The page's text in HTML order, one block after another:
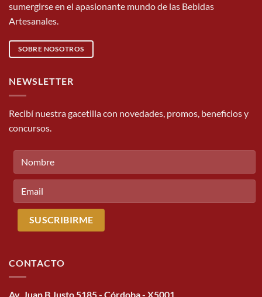
sumergirse en el apasionante mundo de las Bebidas
Artesanales.
SOBRE NOSOTROS
NEWSLETTER
Recibí nuestra gacetilla con novedades, promos, beneficios y
concursos.
CONTACTO
Av. Juan B Justo 5185 - Córdoba - X5001